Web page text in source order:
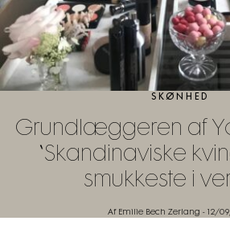
SKØNHED
Grundlæggeren af
“Skandinaviske
smukkeste i
Af Emilie Bech Zerlang - 12/